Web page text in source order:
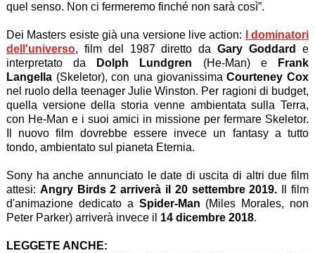
quel senso. Non ci fermeremo finché non sarà così”.
Dei Masters esiste già una versione live action:
I dominatori
dell'universo, film del 1987 diretto daGary Goddard
e
interpretato da
Dolph Lundgren (He-Man) e
Frank
Langella(Skeletor), con una giovanissimaCourteney Cox
nel ruolo della teenager Julie Winston. Per ragioni di budget,
quella versione della storia venne ambientata sulla Terra,
con He-Man e i suoi amici in missione per fermare Skeletor.
Il nuovo film dovrebbe essere invece un fantasy a tutto
tondo, ambientato sul pianeta Eternia.
Sony ha anche annunciato le date di uscita di altri due film
attesi: Angry Birds 2 arriverà il 20 settembre 2019. Il film
d'animazione dedicato a Spider-Man (Miles Morales, non
Peter Parker) arriverà invece il 14 dicembre 2018.
LEGGETE ANCHE: